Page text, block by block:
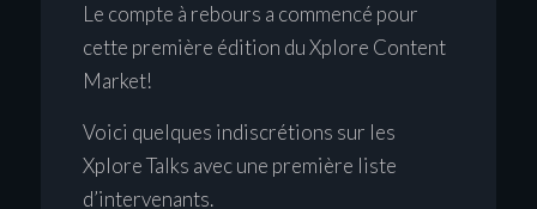
Le compte à rebours a commencé pour
cette première édition du Xplore Content
Market!
Voici quelques indiscrétions sur les
Xplore Talks avec une première liste
d’intervenants.